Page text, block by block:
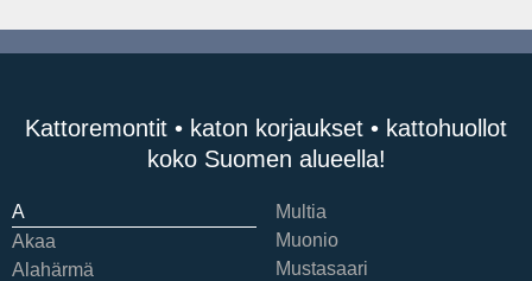
Kattoremontit • katon korjaukset • kattohuollot
koko Suomen alueella!
A
Akaa
Alahärmä
Multia
Muonio
Mustasaari